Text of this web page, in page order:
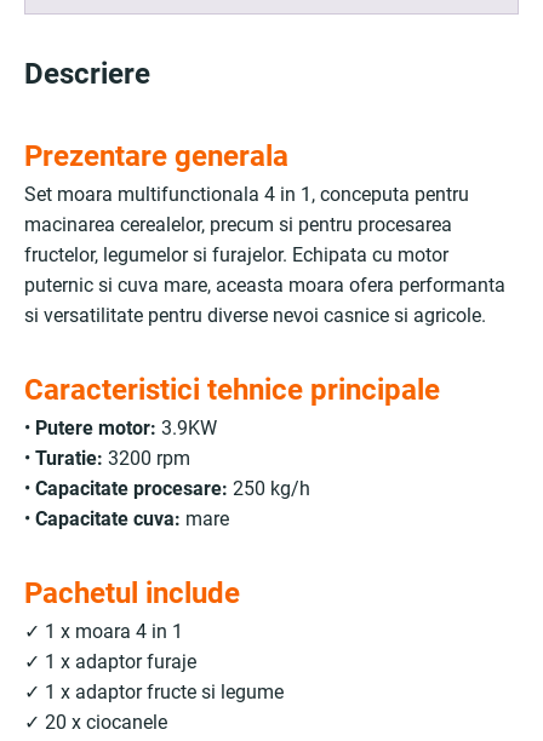
Descriere
Prezentare generala
Set moara multifunctionala 4 in 1, conceputa pentru
macinarea cerealelor, precum si pentru procesarea
fructelor, legumelor si furajelor. Echipata cu motor
puternic si cuva mare, aceasta moara ofera performanta
si versatilitate pentru diverse nevoi casnice si agricole.
Caracteristici tehnice principale
• Putere motor: 3.9KW
• Turatie: 3200 rpm
• Capacitate procesare: 250 kg/h
• Capacitate cuva: mare
Pachetul include
✓ 1 x moara 4 in 1
✓ 1 x adaptorfuraje
✓ 1 x adaptor fructe si legume
✓ 20 x ciocanele